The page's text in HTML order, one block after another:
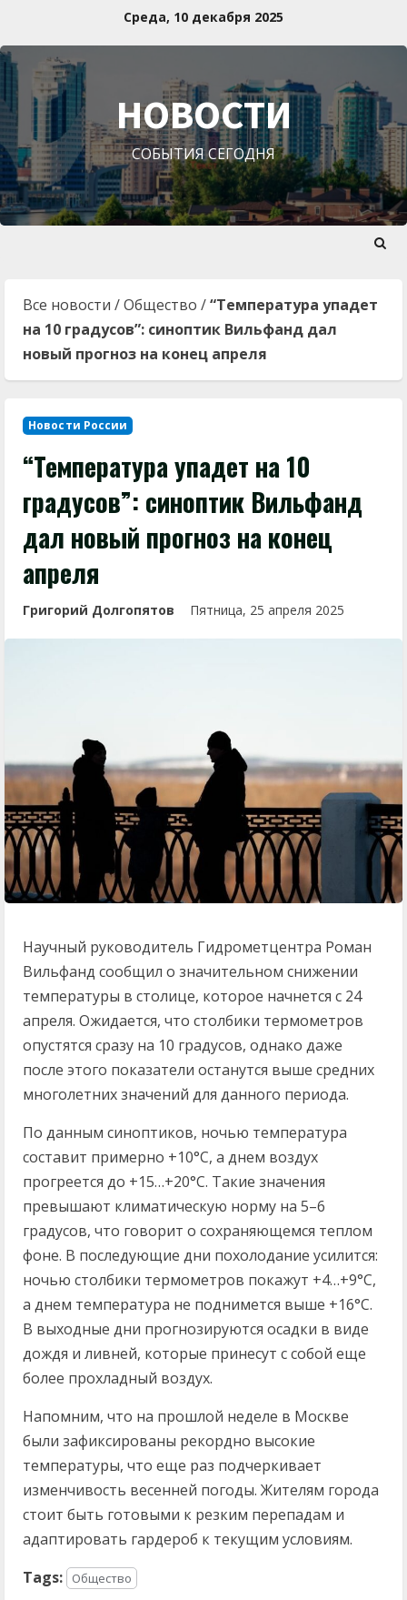
содержимому
Среда, 10 декабря 2025
НОВОСТИ
СОБЫТИЯ СЕГОДНЯ
Все новости /Общество /“Температура упадет
на 10 градусов”: синоптик Вильфанд дал
новый прогноз на конец апреля
Новости России
“Температура упадет на 10
градусов”: синоптик Вильфанд
дал новый прогноз на конец
апреля
Григорий Долгопятов Пятница, 25 апреля 2025
Научный руководитель Гидрометцентра Роман
Вильфанд сообщил о значительном снижении
температуры в столице, которое начнется с 24
апреля. Ожидается, что столбики термометров
опустятся сразу на 10 градусов, однако даже
после этого показатели останутся выше средних
многолетних значений для данного периода.
По данным синоптиков, ночью температура
составит примерно +10°C, а днем воздух
прогреется до +15…+20°C. Такие значения
превышают климатическую норму на 5–6
градусов, что говорит о сохраняющемся теплом
фоне. В последующие дни похолодание усилится:
ночью столбики термометров покажут +4…+9°C,
а днем температура не поднимется выше +16°C.
В выходные дни прогнозируются осадки в виде
дождя и ливней, которые принесут с собой еще
более прохладный воздух.
Напомним, что на прошлой неделе в Москве
были зафиксированы рекордно высокие
температуры, что еще раз подчеркивает
изменчивость весенней погоды. Жителям города
стоит быть готовыми к резким перепадам и
адаптировать гардероб к текущим условиям.
Tags:
Общество